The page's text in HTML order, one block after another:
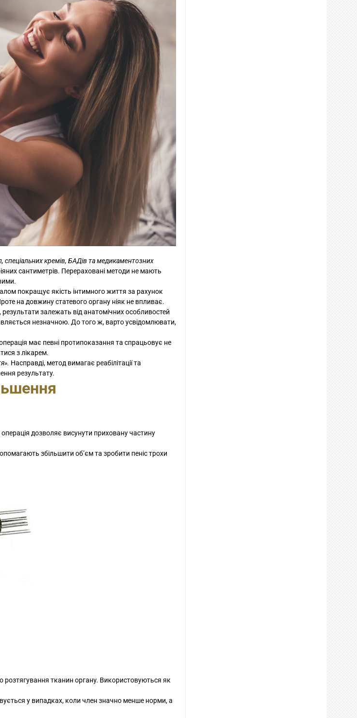
кремів, БАДів та медикаментозних
сантиметрів. Перераховані методи не мають
покращує якість інтимного життя за рахунок
на довжину статевого органу ніяк не впливає.
результати залежать від анатомічних особливостей
незначною. До того ж, варто усвідомлювати,
має певні протипоказання та спрацьовує не
з лікарем.
Насправді, метод вимагає реабілітації та
результату.
операція дозволяє висунути приховану частину
збільшити об’єм та зробити пеніс трохи
розтягування тканин органу. Використовуються як
у випадках, коли член значно менше норми, а